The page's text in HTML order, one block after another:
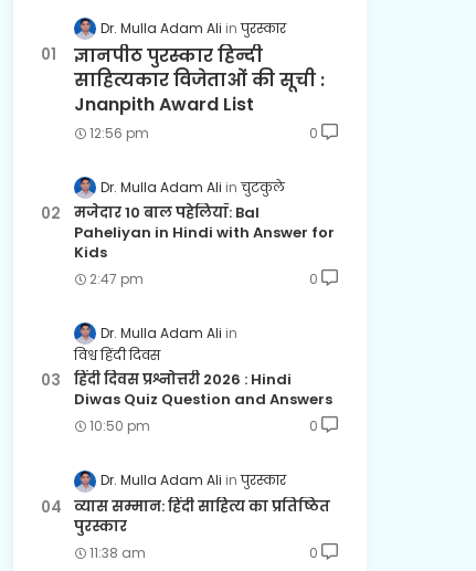
Dr. Mulla Adam Ali पुरस्कार
ज्ञानपीठ पुरस्कार हिन्दी
साहित्यकार विजेताओं की सूची :
Jnanpith Award List
12:56 pm 0
Dr. Mulla Adam Ali चुटकुले
मजेदार 10 बाल पहेलियाँ: Bal
Paheliyan in Hindi with Answer for
Kids
2:47 pm 0
Dr. Mulla Adam Ali
विश्व हिंदी दिवस
हिंदी दिवस प्रश्नोत्तरी 2026 : Hindi
Diwas Quiz Question and Answers
10:50 pm 0
Dr. Mulla Adam Ali पुरस्कार
व्यास सम्मान: हिंदी साहित्य का प्रतिष्ठित
पुरस्कार
11:38 am 0